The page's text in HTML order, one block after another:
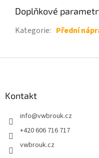
Doplňkové
Kategorie: Přední
Kontakt
info@vwbrouk.cz
+420 606 716 717
vwbrouk.cz